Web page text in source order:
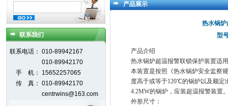
联系我们
联系电话： 010-89942167
010-89942170
手 机：
15652257065
传 真： 010-89942170
centrwins@163.com
产品展示
热水锅炉
型
产品介绍
热水锅炉超温报警联锁保护装置适
本装置是按照《热水锅炉安全监察
度高于或等于120℃的锅炉以及额
4.2MW的锅炉，应装超温报警装置
外形尺寸：